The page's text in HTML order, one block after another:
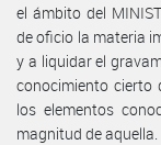
el ámbito del
de oficio la materia
y a liquidar el
conocimiento cierto
los elementos
magnitud de aquella.